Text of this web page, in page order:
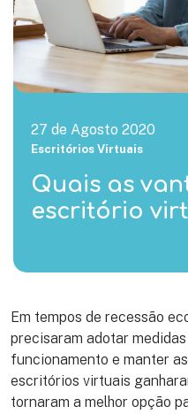
27 de Agosto 2020
Escritórios Virtuais
Quais as
escritório
Em tempos de recessão
precisaram adotar
funcionamento e manter
escritórios virtuais
tornaram a melhor opção